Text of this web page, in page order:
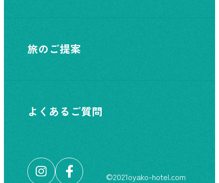
旅のご提案
よくあるご質問
©︎2021oyako-hotel.com